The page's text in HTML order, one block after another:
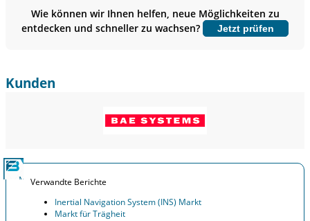
Jetzt anpassen
Wie können wir Ihnen helfen, neue Möglichkeiten zu
entdecken und schneller zu wachsen?
Jetzt prüfen
Kunden
Verwandte Berichte
Inertial Navigation System (INS) Markt
Markt für Trägheit